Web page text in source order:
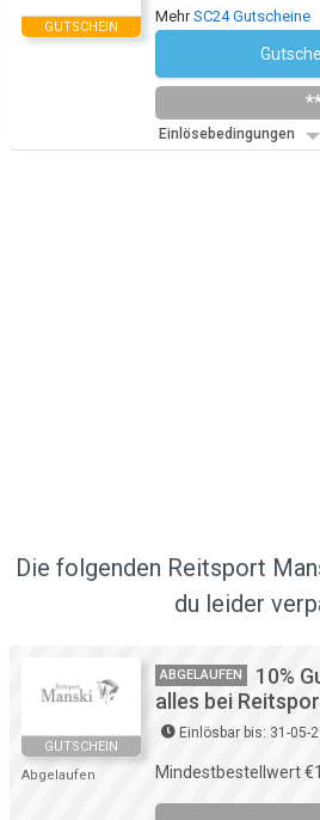
GUTSCHEIN
MehrSC24 Gutscheine
Einlösebedingungen
Die folgenden Reitsport
du leider
GUTSCHEIN
Abgelaufen
ABGELAUFEN
10%
alles bei
Einlösbar bis: 31-05-
Mindestbestellwert